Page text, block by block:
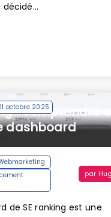
octobre 2025
: comprendre
dashboard
par
de SE ranking est une